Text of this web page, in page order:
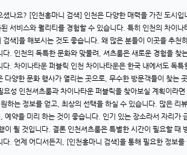
셨나요? [인천홍마니 검색] 인천은 다양한 매력을 가진 도시
서비스와 퀄리티를 경험할 수 있습니다. 특히 인천의 차이
색]을 해보시는 것도 좋습니다. 왜 많은 분들이 이곳을 추
다. 인천의 독특한 문화와 맞물려, 셔츠룸은 새로운 경험을
. 차이나타운 퍼블릭 인천 차이나타운은 한국 내에서도 독
다양한 문화 행사가 열리는 곳으로, 무수한 방문객들이 찾
성 인천셔츠룸과 차이나타운 퍼블릭을 찾아보실 계획이라
하는 정보를 얻고, 최상의 선택을 하실 수 있습니다. 많은
예약을 미리 하는 것이 좋습니다. 인기 있는 장소라서 자리
이 될 것입니다. 결론 인천셔츠룸은 특별한 시간이 필요할
. 언제 어디서든지, [인천홍마니 검색]을 통해 필요한 정보